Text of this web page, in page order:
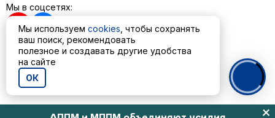
Мы в соцсетях:
Пользовательское соглашение
Политика обработки персональных данных
© ООО «МППМ» 2023—2026
Мы используем cookies , чтобы сохранять
ваш поиск, рекомендовать
полезное и создавать другие удобства
на сайте
ОК